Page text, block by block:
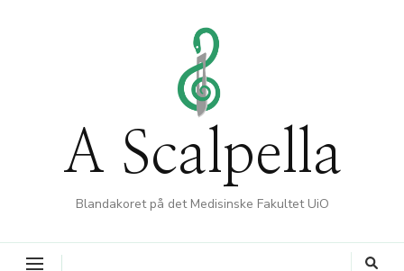
A Scalpella
Blandakoret på det Medisinske Fakultet UiO